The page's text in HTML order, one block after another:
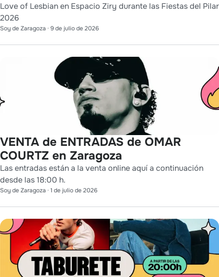
Love of Lesbian en Espacio Ziry durante las Fiestas del Pilar
2026
Soy de Zaragoza · 9 de julio de 2026
VENTA de ENTRADAS de OMAR
COURTZ en Zaragoza
Las entradas están a la venta online aquí a continuación
desde las 18:00 h.
Soy de Zaragoza · 1 de julio de 2026